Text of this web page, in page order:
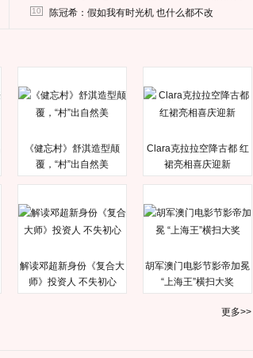
10 陈冠希：假如我有时光机 也什么都不改
《健忘村》舒淇造型颠
覆，“村”出自然美
Clara克拉拉空降古都 红
裙亮相喜庆迎新
解读邓超新身份《复合大
师》投资人 不失初心
胡军澳门电影节影帝加冕
“上海王”横扫大奖
更多>>